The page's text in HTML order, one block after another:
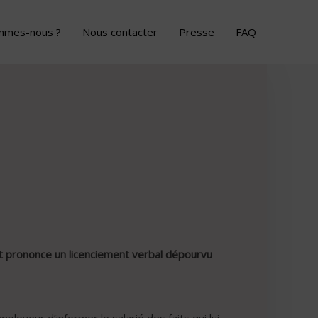
nous ? Nous contacter Presse FAQ
prononce un licenciement verbal dépourvu